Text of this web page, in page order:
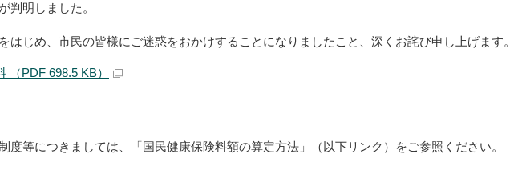
判明しました。
はじめ、市民の皆様にご迷惑をおかけすることになりましたこと、深くお詫び申し上げます。
（PDF 698.5 KB）
度等につきましては、「国民健康保険料額の算定方法」（以下リンク）をご参照ください。